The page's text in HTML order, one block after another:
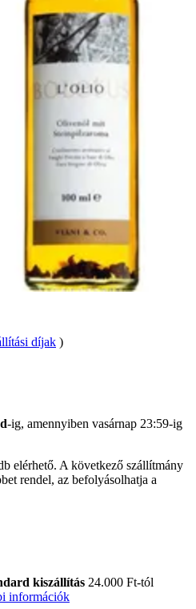
díjak )
-ig, amennyiben vasárnap 23:59-ig
elérhető. A következő szállítmány
rendel, az befolyásolhatja a
kiszállítás 24.000 Ft-tól
információk